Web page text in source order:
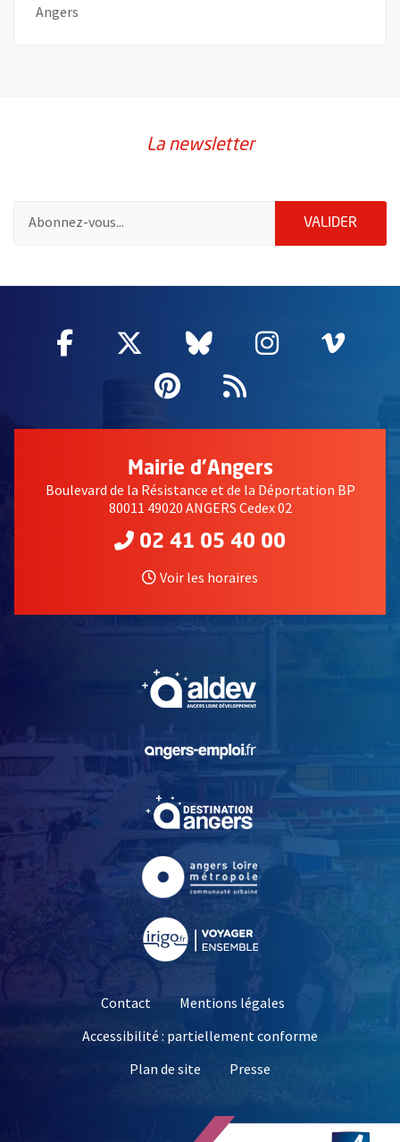
Angers
La newsletter
VALIDER
Facebook
, Ouvre une nouvelle fenêtre
Twitter
, Ouvre une nouvelle
Bluesky
, Ouvre une
Instagram
, Ouvre
,
Pinterest
, Ouvre une
Flux RSS
Mairie d'Angers
Boulevard de la Résistance et de la Déportation BP
80011 49020 ANGERS Cedex 02
02 41 05 40 00
Voir les horaires
, Ouvre une nouvelle
, Ouvre une nouvelle
Contact
Mentions légales
Accessibilité : partiellement conforme
Plan de site
Presse